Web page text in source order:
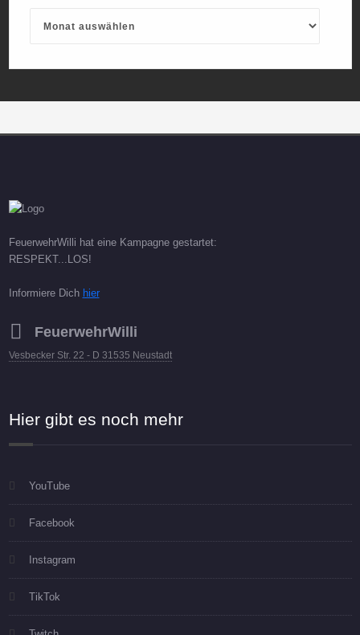
FeuerwehrWilli hat eine Kampagne gestartet:
RESPEKT...LOS!
Informiere Dich hier
FeuerwehrWilli
Vesbecker Str. 22 - D 31535 Neustadt
Hier gibt es noch mehr
YouTube
Facebook
Instagram
TikTok